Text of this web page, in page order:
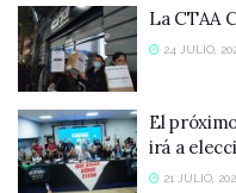
La CTAA
24 JULIO,
El
irá a
21 JULIO,